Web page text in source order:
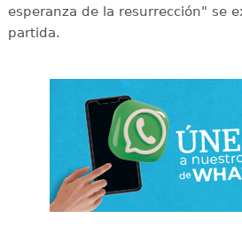
esperanza de la resurrección" se
partida.